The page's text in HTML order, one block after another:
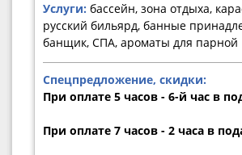
Услуги: бассейн, зона отдыха,
русский бильярд, банные
банщик, СПА, ароматы для парной
Спецпредложение, скидки:
При оплате 5 часов - 6-й час в
При оплате 7 часов - 2 часа в